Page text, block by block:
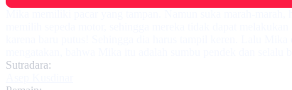
Sutradara: